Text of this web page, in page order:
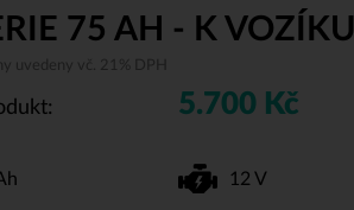
75 AH - K VOZÍKU
uvedeny vč. 21% DPH
5.700 Kč
12 V